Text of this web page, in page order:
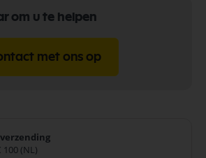
om u te helpen
met ons op
(NL)